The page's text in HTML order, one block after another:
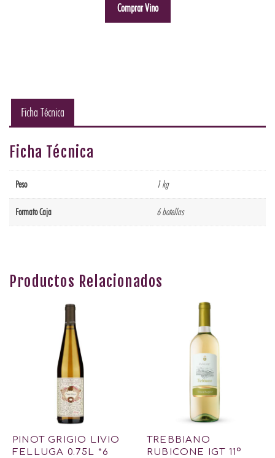
Comprar Vino
Ficha Técnica
Ficha Técnica
Peso 1 kg
Formato Caja 6 botellas
Productos Relacionados
PINOT GRIGIO LIVIO
FELLUGA 0.75L *6
TREBBIANO
RUBICONE IGT 11º